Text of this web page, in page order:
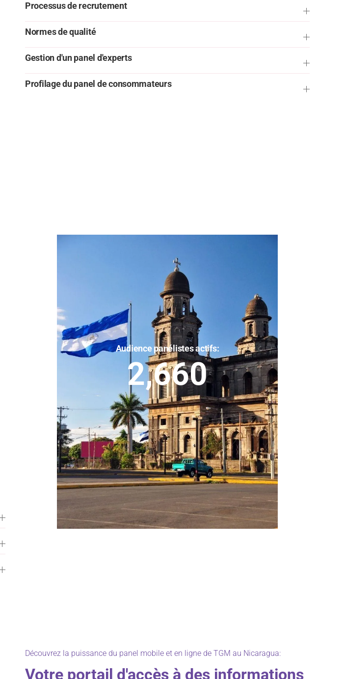
Processus de recrutement
Normes de qualité
Gestion d'un panel d'experts
Profilage du panel de consommateurs
Audience panélistes actifs:
2,660
Découvrez la puissance du panel mobile et en ligne de TGM au Nicaragua:
Votre portail d'accès à des informations